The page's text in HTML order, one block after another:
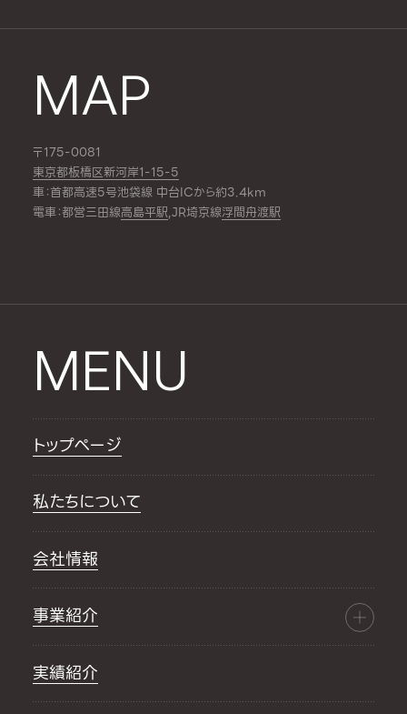
MAP
〒175-0081
東京都板橋区新河岸1-15-5
車：首都高速5号池袋線 中台ICから約3.4km
電車：都営三田線高島平駅,JR埼京線浮間舟渡駅
MENU
トップページ
私たちについて
会社情報
事業紹介
実績紹介